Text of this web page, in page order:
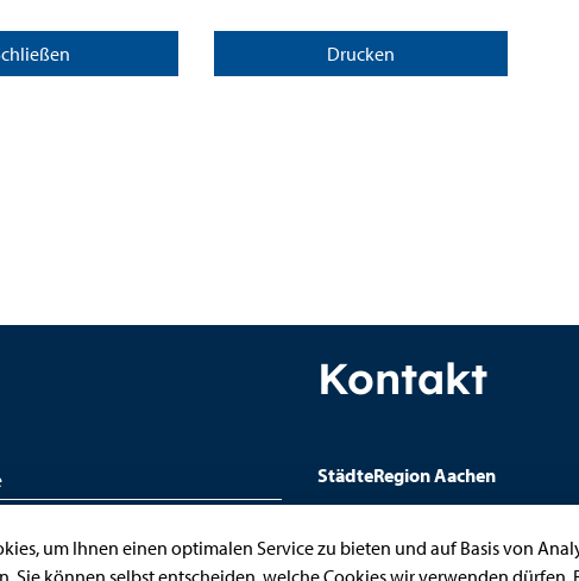
Drucken
Kontakt
StädteRegion Aachen
52070Aachen
um Ihnen einen optimalen Service zu bieten und auf Basis von
Sie können selbst entscheiden, welche Cookies wir verwenden dürfen.